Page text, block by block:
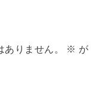
りません。 ※ が